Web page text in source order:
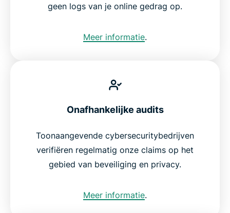
geen logs van je online gedrag op.
Meer informatie.
Onafhankelijke audits
Toonaangevende cybersecuritybedrijven
verifiëren regelmatig onze claims op het
gebied van beveiliging en privacy.
Meer informatie.